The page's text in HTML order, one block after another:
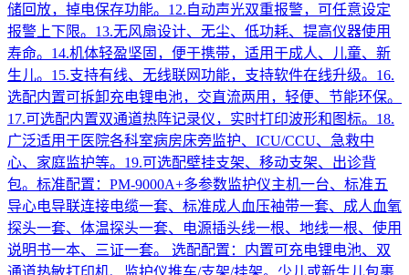
储回放，掉电保存功能。12.自动声光双重报警，可任意设定
报警上下限。13.无风扇设计、无尘、低功耗、提高仪器使用
寿命。14.机体轻盈坚固，便于携带，适用于成人、儿童、新
生儿。15.支持有线、无线联网功能，支持软件在线升级。16.
选配内置可拆卸充电锂电池，交直流两用，轻便、节能环保。
17.可选配内置双通道热阵记录仪，实时打印波形和图标。18.
广泛适用于医院各科室病房床旁监护、ICU/CCU、急救中
心、家庭监护等。19.可选配壁挂支架、移动支架、出诊背
包。标准配置：PM-9000A+多参数监护仪主机一台、标准五
导心电导联连接电缆一套、标准成人血压袖带一套、成人血氧
探头一套、体温探头一套、电源插头线一根、地线一根、使用
说明书一本、三证一套。 选配配置：内置可充电锂电池、双
通道热敏打印机、监护仪推车/支架/挂架。少儿或新生儿包裹